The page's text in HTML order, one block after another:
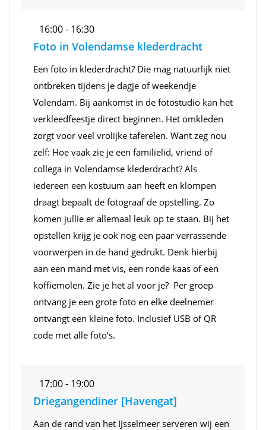
16:00 - 16:30
Foto in Volendamse klederdracht
Een foto in klederdracht? Die mag natuurlijk niet
ontbreken tijdens je dagje of weekendje
Volendam. Bij aankomst in de fotostudio kan het
verkleedfeestje direct beginnen. Het omkleden
zorgt voor veel vrolijke taferelen. Want zeg nou
zelf: Hoe vaak zie je een familielid, vriend of
collega in Volendamse klederdracht? Als
iedereen een kostuum aan heeft en klompen
draagt bepaalt de fotograaf de opstelling. Zo
komen jullie er allemaal leuk op te staan. Bij het
opstellen krijg je ook nog een paar verrassende
voorwerpen in de hand gedrukt. Denk hierbij
aan een mand met vis, een ronde kaas of een
koffiemolen. Zie je het al voor je? Per groep
ontvang je een grote foto en elke deelnemer
ontvangt een kleine foto. Inclusief USB of QR
code met alle foto’s.
17:00 - 19:00
Driegangendiner [Havengat]
Aan de rand van het IJsselmeer serveren wij een